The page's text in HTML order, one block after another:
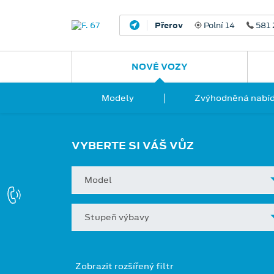
Přerov Polní 14 581
NOVÉ VOZY
Modely Zvýhodněná
VYBERTE SI VÁŠ VŮZ
Model
Stupeň výbavy
Zobrazit rozšířený filtr